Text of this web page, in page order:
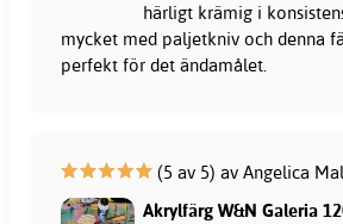
härligt krämig i
mycket med paljetkniv och denna
perfekt för det ändamålet.
(5 av 5) av Angelica
Akrylfärg W&N Galeria